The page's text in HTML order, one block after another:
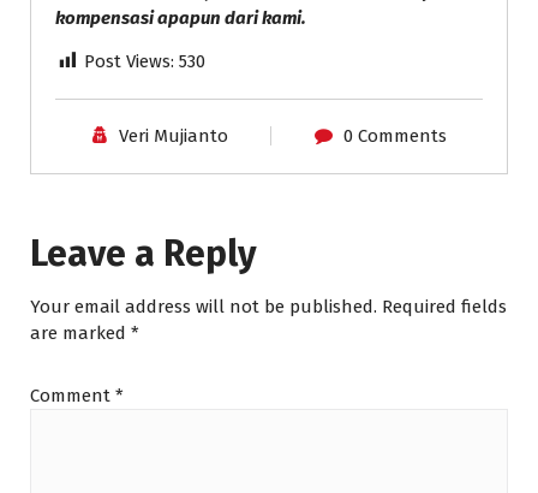
kompensasi apapun dari kami.
Post Views: 530
Veri Mujianto 0 Comments
Leave a Reply
Your email address will not be published. Required fields
are marked *
Comment *